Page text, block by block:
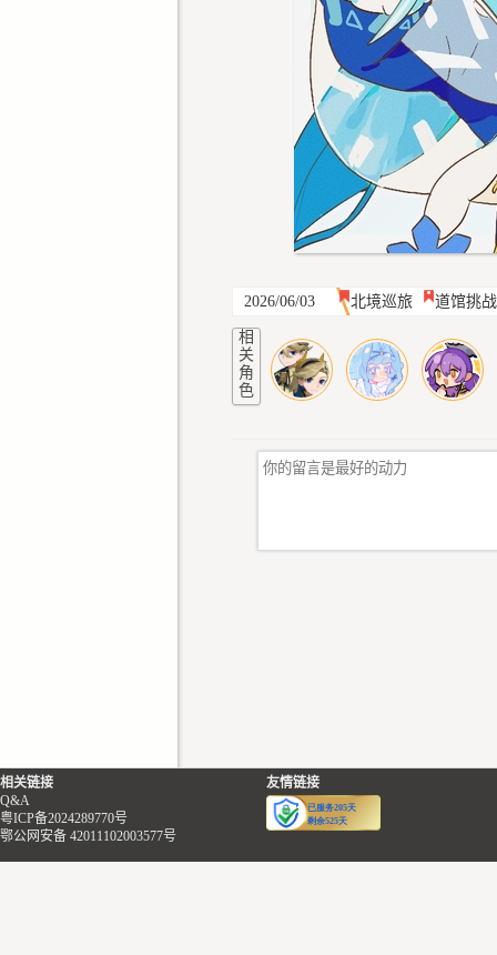
2026/06/03 北境巡旅 道馆挑战
相
关
角
色
相关链接
Q&A
粤ICP备2024289770号
鄂公网安备 42011102003577号
友情链接